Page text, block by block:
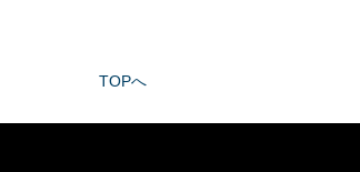
TOPへ